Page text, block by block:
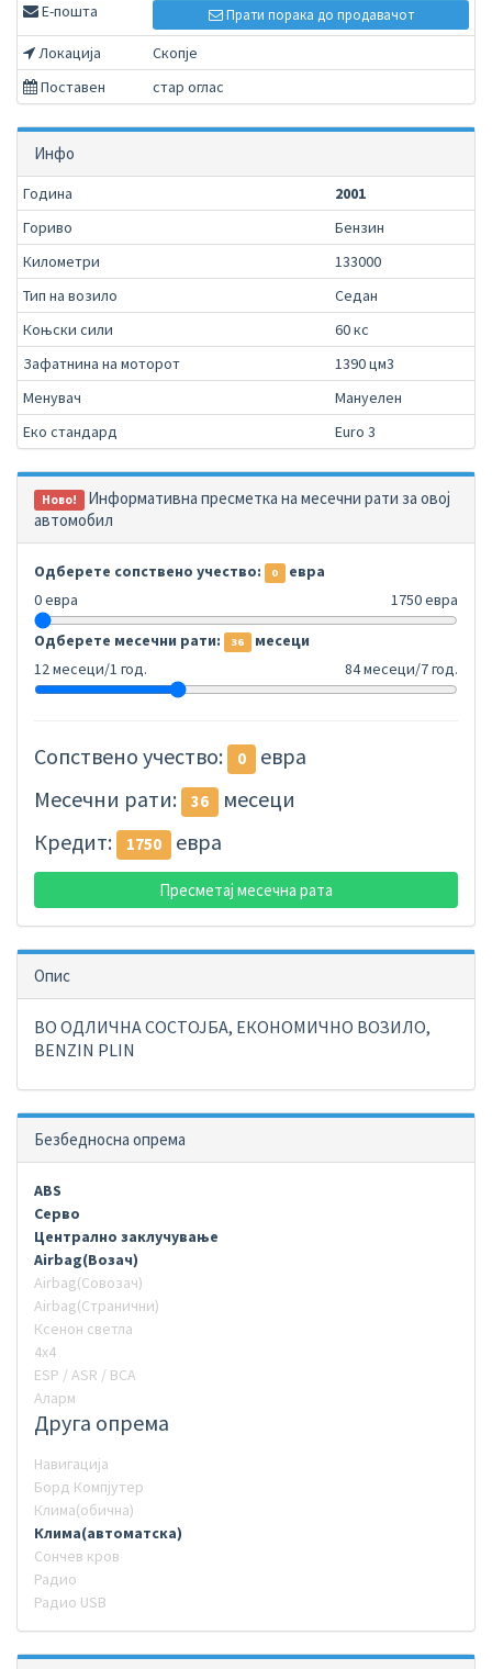
Е-пошта Прати порака до продавачот
Локација
Скопје
Поставен
стар оглас
Инфо
Година
2001
Гориво
Бензин
Километри
133000
Тип на возило
Седан
Коњски сили
60 кс
Зафатнина на моторот
1390 цм3
Менувач
Мануелен
Еко стандард
Euro 3
Ново! Информативна пресметка на месечни рати за овој
автомобил
Одберете сопствено учество: 0 евра
0 евра
1750 евра
Одберете месечни рати: 36 месеци
12 месеци/1 год.
84 месеци/7 год.
Сопствено учество: 0
евра
Месечни рати:
36
месеци
Кредит:
1750 евра
Пресметај месечна рата
Опис
ВО ОДЛИЧНА СОСТОЈБА, ЕКОНОМИЧНО ВОЗИЛО,
BENZIN PLIN
Безбедносна опрема
ABS
Серво
Централно заклучување
Airbag(Возач)
Airbag(Совозач)
Airbag(Странични)
Ксенон светла
4х4
ESP / ASR / BCA
Аларм
Друга опрема
Навигација
Борд Компјутер
Клима(обична)
Клима(автоматска)
Сончев кров
Радио
Радио USB